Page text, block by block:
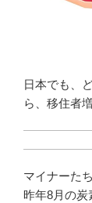
日本でも、
ら、移住者
マイナーた
昨年8月の